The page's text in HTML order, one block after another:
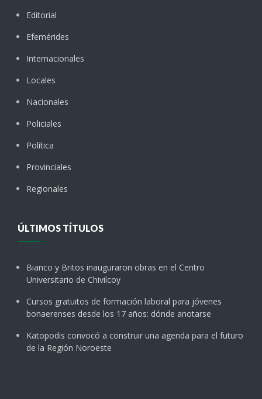
Editorial
Efemérides
Internacionales
Locales
Nacionales
Policiales
Política
Provinciales
Regionales
ÚLTIMOS TÍTULOS
Bianco y Britos inauguraron obras en el Centro
Universitario de Chivilcoy
Cursos gratuitos de formación laboral para jóvenes
bonaerenses desde los 17 años: dónde anotarse
Katopodis convocó a construir una agenda para el futuro
de la Región Noroeste